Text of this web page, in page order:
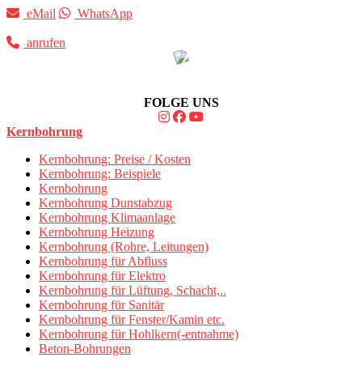
eMail WhatsApp
anrufen
FOLGE UNS
Kernbohrung
Kernbohrung: Preise / Kosten
Kernbohrung: Beispiele
Kernbohrung
Kernbohrung Dunstabzug
Kernbohrung Klimaanlage
Kernbohrung Heizung
Kernbohrung (Rohre, Leitungen)
Kernbohrung für Abfluss
Kernbohrung für Elektro
Kernbohrung für Lüftung, Schacht,..
Kernbohrung für Sanitär
Kernbohrung für Fenster/Kamin etc.
Kernbohrung für Hohlkern(-entnahme)
Beton-Bohrungen